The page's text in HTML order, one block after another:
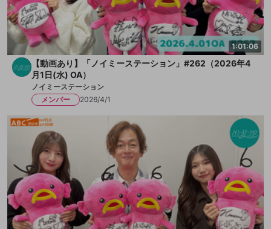
1:01:06
【動画あり】「ノイミーステーション」#262（2026年4
月1日(水) OA）
ノイミーステーション
メンバー
2026/4/1